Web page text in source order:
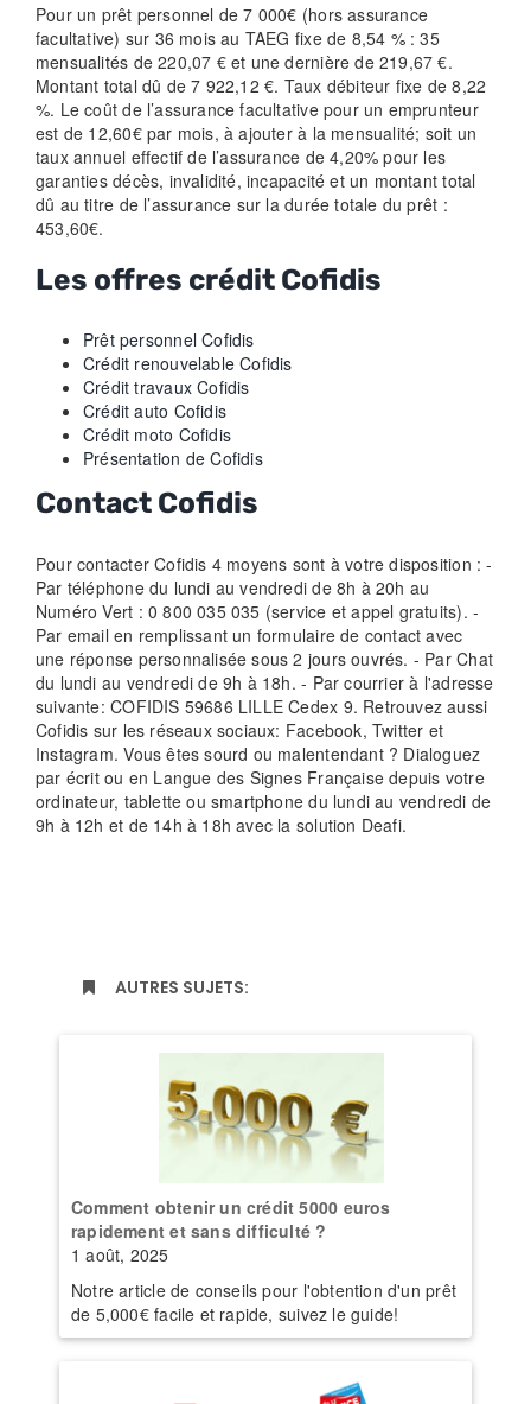
Pour un prêt personnel de 7 000€ (hors assurance
facultative) sur 36 mois au TAEG fixe de 8,54 % : 35
mensualités de 220,07 € et une dernière de 219,67 €.
Montant total dû de 7 922,12 €. Taux débiteur fixe de 8,22
%. Le coût de l’assurance facultative pour un emprunteur
est de 12,60€ par mois, à ajouter à la mensualité; soit un
taux annuel effectif de l’assurance de 4,20% pour les
garanties décès, invalidité, incapacité et un montant total
dû au titre de l’assurance sur la durée totale du prêt :
453,60€.
Les offres crédit Cofidis
Prêt personnel Cofidis
Crédit renouvelable Cofidis
Crédit travaux Cofidis
Crédit auto Cofidis
Crédit moto Cofidis
Présentation de Cofidis
Contact Cofidis
Pour contacter Cofidis 4 moyens sont à votre disposition : -
Par téléphone du lundi au vendredi de 8h à 20h au
Numéro Vert : 0 800 035 035 (service et appel gratuits). -
Par email en remplissant un formulaire de contact avec
une réponse personnalisée sous 2 jours ouvrés. - Par Chat
du lundi au vendredi de 9h à 18h. - Par courrier à l'adresse
suivante: COFIDIS 59686 LILLE Cedex 9. Retrouvez aussi
Cofidis sur les réseaux sociaux: Facebook, Twitter et
Instagram. Vous êtes sourd ou malentendant ? Dialoguez
par écrit ou en Langue des Signes Française depuis votre
ordinateur, tablette ou smartphone du lundi au vendredi de
9h à 12h et de 14h à 18h avec la solution Deafi.
AUTRES SUJETS:
Comment obtenir un crédit 5000 euros
rapidement et sans difficulté ?
1 août, 2025
Notre article de conseils pour l'obtention d'un prêt
de 5,000€ facile et rapide, suivez le guide!